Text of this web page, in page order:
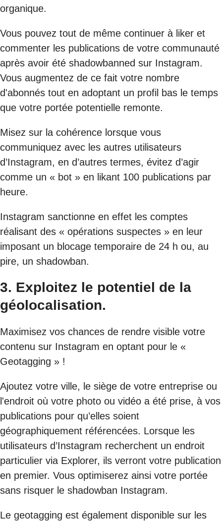
organique.
Vous pouvez tout de même continuer à liker et
commenter les publications de votre communauté
après avoir été shadowbanned sur Instagram.
Vous augmentez de ce fait votre nombre
d'abonnés tout en adoptant un profil bas le temps
que votre portée potentielle remonte.
Misez sur la cohérence lorsque vous
communiquez avec les autres utilisateurs
d’Instagram, en d’autres termes, évitez d’agir
comme un « bot » en likant 100 publications par
heure.
Instagram sanctionne en effet les comptes
réalisant des « opérations suspectes » en leur
imposant un blocage temporaire de 24 h ou, au
pire, un shadowban.
3. Exploitez le potentiel de la
géolocalisation.
Maximisez vos chances de rendre visible votre
contenu sur Instagram en optant pour le «
Geotagging » !
Ajoutez votre ville, le siège de votre entreprise ou
l'endroit où votre photo ou vidéo a été prise, à vos
publications pour qu’elles soient
géographiquement référencées. Lorsque les
utilisateurs d’Instagram recherchent un endroit
particulier via Explorer, ils verront votre publication
en premier. Vous optimiserez ainsi votre portée
sans risquer le shadowban Instagram.
Le geotagging est également disponible sur les